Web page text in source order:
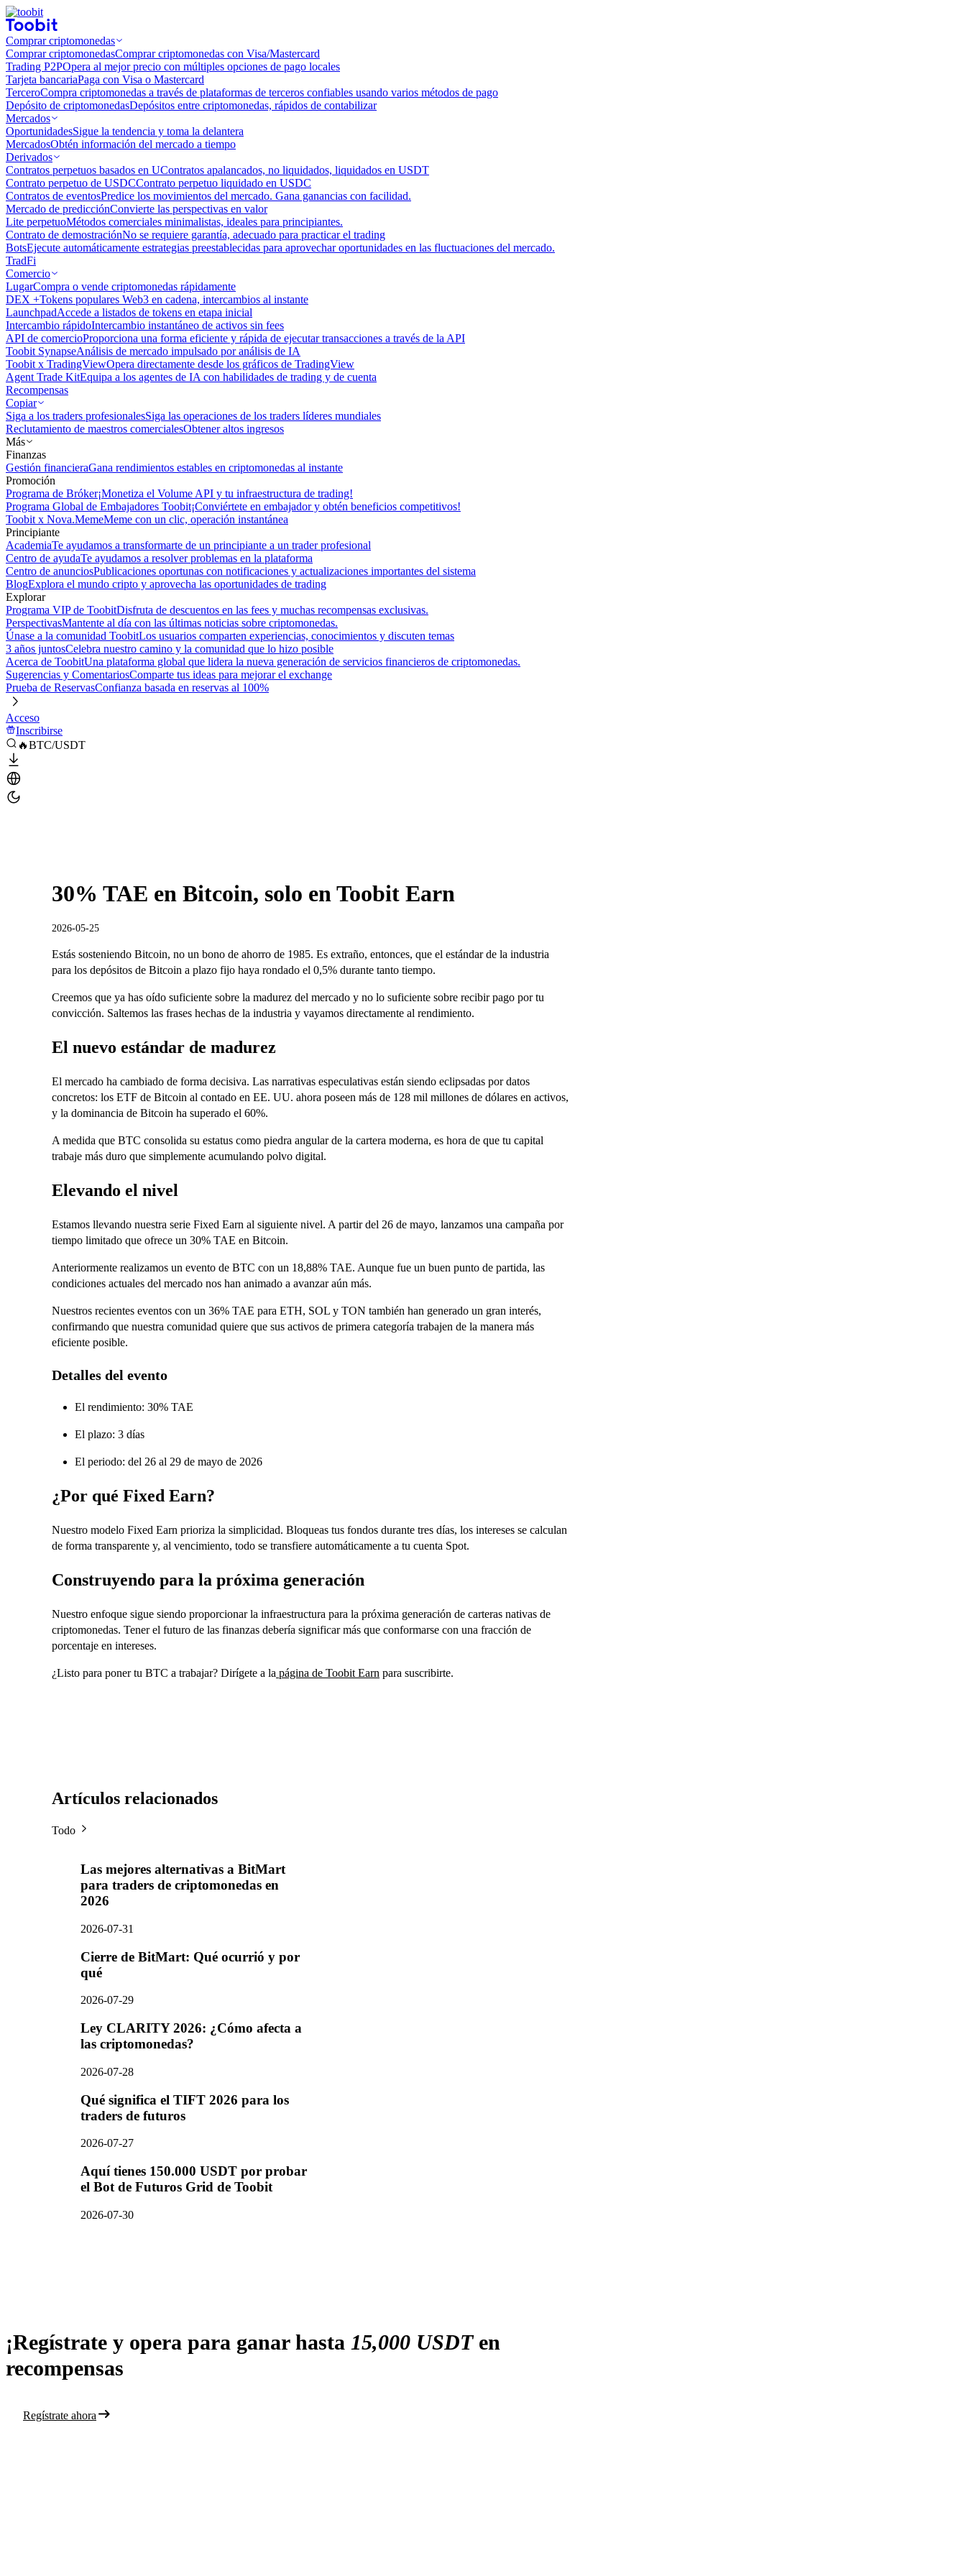
Comprar criptomonedas
Comprar criptomonedasComprar criptomonedas con Visa/Mastercard
Trading P2POpera al mejor precio con múltiples opciones de pago locales
Tarjeta bancariaPaga con Visa o Mastercard
TerceroCompra criptomonedas a través de plataformas de terceros confiables usando varios métodos de pago
Depósito de criptomonedasDepósitos entre criptomonedas, rápidos de contabilizar
Mercados
OportunidadesSigue la tendencia y toma la delantera
MercadosObtén información del mercado a tiempo
Derivados
Contratos perpetuos basados ​​en UContratos apalancados, no liquidados, liquidados en USDT
Contrato perpetuo de USDCContrato perpetuo liquidado en USDC
Contratos de eventosPredice los movimientos del mercado. Gana ganancias con facilidad.
Mercado de predicciónConvierte las perspectivas en valor
Lite perpetuoMétodos comerciales minimalistas, ideales para principiantes.
Contrato de demostraciónNo se requiere garantía, adecuado para practicar el trading
BotsEjecute automáticamente estrategias preestablecidas para aprovechar oportunidades en las fluctuaciones del mercado.
TradFi
Comercio
LugarCompra o vende criptomonedas rápidamente
DEX +Tokens populares Web3 en cadena, intercambios al instante
LaunchpadAccede a listados de tokens en etapa inicial
Intercambio rápidoIntercambio instantáneo de activos sin fees
API de comercioProporciona una forma eficiente y rápida de ejecutar transacciones a través de la API
Toobit SynapseAnálisis de mercado impulsado por análisis de IA
Toobit x TradingViewOpera directamente desde los gráficos de TradingView
Agent Trade KitEquipa a los agentes de IA con habilidades de trading y de cuenta
Recompensas
Copiar
Siga a los traders profesionalesSiga las operaciones de los traders líderes mundiales
Reclutamiento de maestros comercialesObtener altos ingresos
Más
Finanzas
Gestión financieraGana rendimientos estables en criptomonedas al instante
Promoción
Programa de Bróker¡Monetiza el Volume API y tu infraestructura de trading!
Programa Global de Embajadores Toobit¡Conviértete en embajador y obtén beneficios competitivos!
Toobit x Nova.MemeMeme con un clic, operación instantánea
Principiante
AcademiaTe ayudamos a transformarte de un principiante a un trader profesional
Centro de ayudaTe ayudamos a resolver problemas en la plataforma
Centro de anunciosPublicaciones oportunas con notificaciones y actualizaciones importantes del sistema
BlogExplora el mundo cripto y aprovecha las oportunidades de trading
Explorar
Programa VIP de ToobitDisfruta de descuentos en las fees y muchas recompensas exclusivas.
PerspectivasMantente al día con las últimas noticias sobre criptomonedas.
Únase a la comunidad ToobitLos usuarios comparten experiencias, conocimientos y discuten temas
3 años juntosCelebra nuestro camino y la comunidad que lo hizo posible
Acerca de ToobitUna plataforma global que lidera la nueva generación de servicios financieros de criptomonedas.
Sugerencias y ComentariosComparte tus ideas para mejorar el exchange
Prueba de ReservasConfianza basada en reservas al 100%
Acceso
Inscribirse
🔥BTC/USDT
30% TAE en Bitcoin, solo en Toobit Earn
2026-05-25
Estás sosteniendo Bitcoin, no un bono de ahorro de 1985. Es extraño, entonces, que el estándar de la industria
para los depósitos de Bitcoin a plazo fijo haya rondado el 0,5% durante tanto tiempo.
Creemos que ya has oído suficiente sobre la madurez del mercado y no lo suficiente sobre recibir pago por tu
convicción. Saltemos las frases hechas de la industria y vayamos directamente al rendimiento.
El nuevo estándar de madurez
El mercado ha cambiado de forma decisiva. Las narrativas especulativas están siendo eclipsadas por datos
concretos: los ETF de Bitcoin al contado en EE. UU. ahora poseen más de 128 mil millones de dólares en activos,
y la dominancia de Bitcoin ha superado el 60%.
A medida que BTC consolida su estatus como piedra angular de la cartera moderna, es hora de que tu capital
trabaje más duro que simplemente acumulando polvo digital.
Elevando el nivel
Estamos llevando nuestra serie Fixed Earn al siguiente nivel. A partir del 26 de mayo, lanzamos una campaña por
tiempo limitado que ofrece un 30% TAE en Bitcoin.
Anteriormente realizamos un evento de BTC con un 18,88% TAE. Aunque fue un buen punto de partida, las
condiciones actuales del mercado nos han animado a avanzar aún más.
Nuestros recientes eventos con un 36% TAE para ETH, SOL y TON también han generado un gran interés,
confirmando que nuestra comunidad quiere que sus activos de primera categoría trabajen de la manera más
eficiente posible.
Detalles del evento
El rendimiento: 30% TAE
El plazo: 3 días
El periodo: del 26 al 29 de mayo de 2026
¿Por qué Fixed Earn?
Nuestro modelo Fixed Earn prioriza la simplicidad. Bloqueas tus fondos durante tres días, los intereses se calculan
de forma transparente y, al vencimiento, todo se transfiere automáticamente a tu cuenta Spot.
Construyendo para la próxima generación
Nuestro enfoque sigue siendo proporcionar la infraestructura para la próxima generación de carteras nativas de
criptomonedas. Tener el futuro de las finanzas debería significar más que conformarse con una fracción de
porcentaje en intereses.
¿Listo para poner tu BTC a trabajar? Dirígete a la página de Toobit Earn para suscribirte.
Artículos relacionados
Todo
Las mejores alternativas a BitMart
para traders de criptomonedas en
2026
2026-07-31
Cierre de BitMart: Qué ocurrió y por
qué
2026-07-29
Ley CLARITY 2026: ¿Cómo afecta a
las criptomonedas?
2026-07-28
Qué significa el TIFT 2026 para los
traders de futuros
2026-07-27
Aquí tienes 150.000 USDT por probar
el Bot de Futuros Grid de Toobit
2026-07-30
¡Regístrate y opera para ganar hasta 15,000 USDTen
recompensas
Regístrate ahora